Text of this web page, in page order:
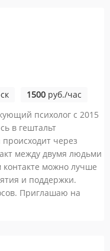
1500 руб./час
психолог с 2015
в гештальт
через
между двумя людьми
можно лучше
и поддержки.
Приглашаю на